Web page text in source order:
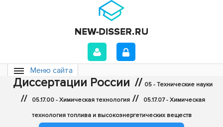
Меню сайта
Диссертации России // 05 - Технические науки
// 05.17.00 - Химическая технология // 05.17.07 - Химическая
технология топлива и высокоэнергетических веществ